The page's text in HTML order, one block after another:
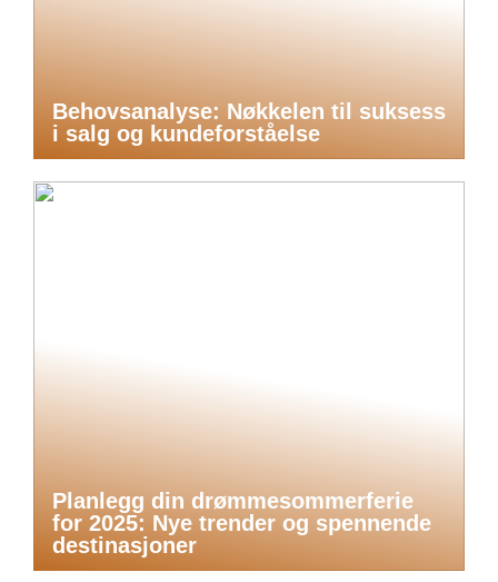
Behovsanalyse: Nøkkelen til suksess
i salg og kundeforståelse
Planlegg din drømmesommerferie
for 2025: Nye trender og spennende
destinasjoner